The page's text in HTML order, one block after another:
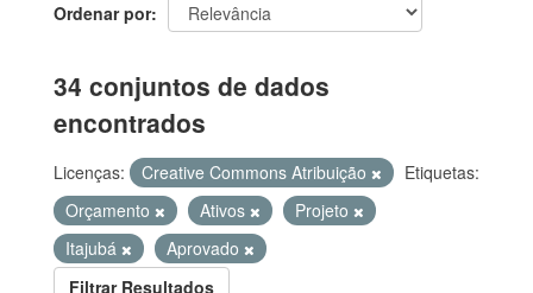
Ordenar por
34 conjuntos de dados
encontrados
Licenças: Creative Commons Atribuição
Etiquetas:
Orçamento
Ativos
Projeto
Itajubá
Aprovado
Filtrar Resultados